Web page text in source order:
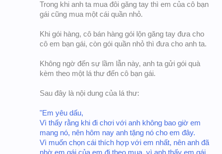
Trong khi anh ta mua đôi găng tay thì em của cô bạn
gái cũng mua một cái quần nhỏ.
Khi gói hàng, cô bán hàng gói lộn găng tay đưa cho
cô em bạn gái, còn gói quần nhỏ thì đưa cho anh ta.
Không ngờ đến sự lầm lẫn này, anh ta gửi gói quà
kèm theo một lá thư đến cô bạn gái.
Sau đây là nội dung của lá thư:
"Em yêu dấu,
Vì thấy rằng khi đi chơi với anh không bao giờ em
mang nó, nên hôm nay anh tặng nó cho em đây.
Vì muốn chọn cái thích hợp với em nhất, nên anh đã